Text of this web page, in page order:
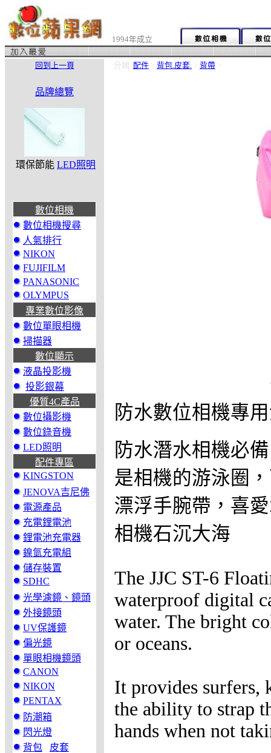
1994年成立
回到上一頁 分類 配件 背包.皮套. 背帶
品牌總覽
環保節能 LED照明
數位相機
數位相機搜尋
人氣排行
NIKON
FUJIFILM
PANASONIC
OLYMPUS
專業數位影像
數位單眼相機
掃描器
數位顯示
液晶投影機
投影銀幕
優質4C產品
數位攝影機
數位錄音機
LED照明
配件專區
KINGSTON
JENOVA吉尼佛
電源產品
充電鋰電池
鋰電池充電器
鎳氫充電組
儲存裝置
SDHC
光學濾鏡、鏡頭
外接鏡頭
UV保護鏡
偏光鏡
單眼相機鏡頭
CANON
NIKON
PENTAX
防潮箱
閃光燈
背包
皮套
防水數位相機專
防水潛水相機必
是相機的游泳圈
漂浮手腕帶，喜
相機石沉大海
The JJC ST-6
waterproof digital
water. The bright
or oceans.
It provides surfers,
the ability to strap
hands when not